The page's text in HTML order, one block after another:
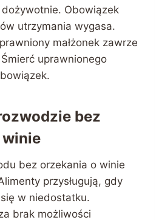
Obowiązek
utrzymania wygasa.
małżonek zawrze
uprawnionego
bez
bez orzekania o winie
przysługują, gdy
w niedostatku.
brak możliwości